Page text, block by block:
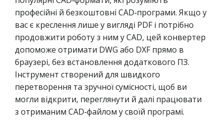
професійні й безкоштовні CAD‑програми. Якщо у
вас є креслення лише у вигляді PDF і потрібно
продовжити роботу з ним у CAD, цей конвертер
допоможе отримати DWG або DXF прямо в
браузері, без встановлення додаткового ПЗ.
Інструмент створений для швидкого
перетворення та зручної сумісності, щоб ви
могли відкрити, переглянути й далі працювати
з отриманим CAD‑файлом у своїй програмі.